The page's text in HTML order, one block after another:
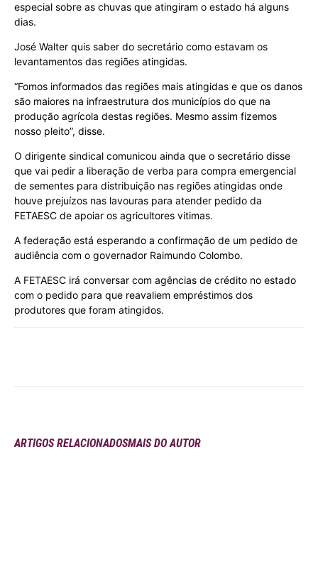
especial sobre as chuvas que atingiram o estado há alguns
dias.
José Walter quis saber do secretário como estavam os
levantamentos das regiões atingidas.
“Fomos informados das regiões mais atingidas e que os danos
são maiores na infraestrutura dos municípios do que na
produção agrícola destas regiões. Mesmo assim fizemos
nosso pleito”, disse.
O dirigente sindical comunicou ainda que o secretário disse
que vai pedir a liberação de verba para compra emergencial
de sementes para distribuição nas regiões atingidas onde
houve prejuízos nas lavouras para atender pedido da
FETAESC de apoiar os agricultores vitimas.
A federação está esperando a confirmação de um pedido de
audiência com o governador Raimundo Colombo.
A FETAESC irá conversar com agências de crédito no estado
com o pedido para que reavaliem empréstimos dos
produtores que foram atingidos.
ARTIGOS RELACIONADOSMAIS DO AUTOR